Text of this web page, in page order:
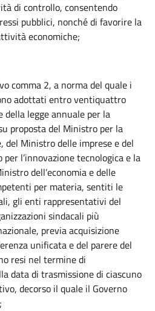
di controllo, consentendo
pubblici, nonché di favorire la
economiche;
comma 2, a norma del quale i
adottati entro ventiquattro
della legge annuale per la
proposta del Ministro per la
del Ministro delle imprese e del
l’innovazione tecnologica e la
dell’economia e delle
per materia, sentiti le
gli enti rappresentativi del
sindacali più
previa acquisizione
unificata e del parere del
resi nel termine di
data di trasmissione di ciascuno
decorso il quale il Governo